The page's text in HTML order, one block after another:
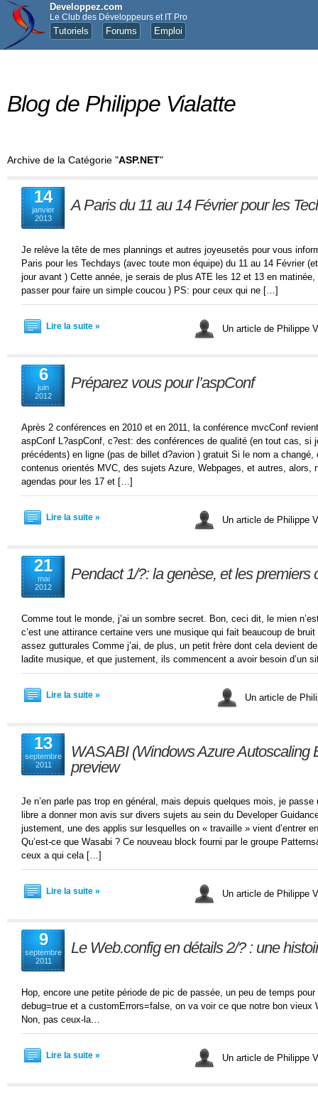
Developpez.com
Le Club des Développeurs et IT Pro
Tutoriels Forums Emploi
Blog de Philippe Vialatte
Archive de la Catégorie "ASP.NET"
14
janvier
2013
A Paris du 11 au 14 Février pour les
Je relève la tête de mes plannings et autres joyeusetés pour vous
Paris pour les Techdays (avec toute mon équipe) du 11 au 14 Février
jour avant ) Cette année, je serais de plus ATE les 12 et 13 en
passer pour faire un simple coucou ) PS: pour ceux qui ne […]
Lire la suite » Un article de Philippe
6
juin
2012
Préparez vous pour l’aspConf
Après 2 conférences en 2010 et en 2011, la conférence mvcConf
aspConf L?aspConf, c?est: des conférences de qualité (en tout cas, si
précédents) en ligne (pas de billet d?avion ) gratuit Si le nom a
contenus orientés MVC, des sujets Azure, Webpages, et autres, alors,
agendas pour les 17 et […]
Lire la suite » Un article de Philippe
21
mai
2012
Pendact 1/?: la genèse, et les premiers
Comme tout le monde, j’ai un sombre secret. Bon, ceci dit, le mien
c’est une attirance certaine vers une musique qui fait beaucoup de
assez gutturales Comme j’ai, de plus, un petit frère dont cela devient
ladite musique, et que justement, ils commencent a avoir besoin d’un
Lire la suite » Un article de
13
septembre
2011
WASABI (Windows Azure Autoscaling
preview
Je n’en parle pas trop en général, mais depuis quelques mois, je
libre a donner mon avis sur divers sujets au sein du Developer
justement, une des applis sur lesquelles on « travaille » vient d’entrer
Qu’est-ce que Wasabi ? Ce nouveau block fourni par le groupe
ceux a qui cela […]
Lire la suite » Un article de Philippe
9
septembre
2011
Le Web.config en détails 2/? : une
Hop, encore une petite période de pic de passée, un peu de temps
debug=true et a customErrors=false, on va voir ce que notre bon vieux
Non, pas ceux-la…
Lire la suite » Un article de Philippe